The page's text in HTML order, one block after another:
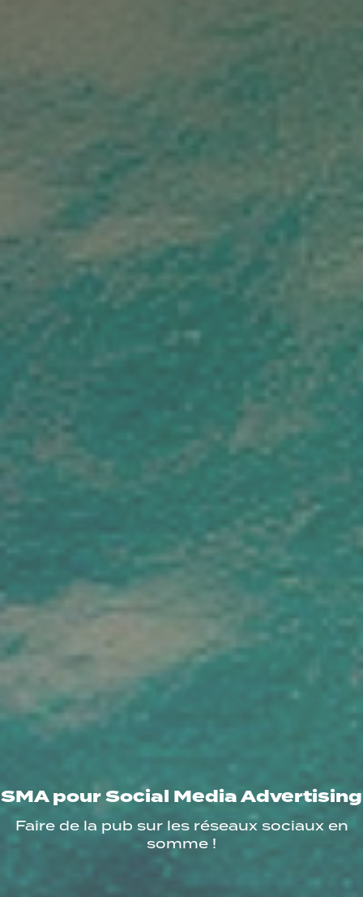
SMA pour Social Media Advertising
Faire de la pub sur les réseaux sociaux en
somme !